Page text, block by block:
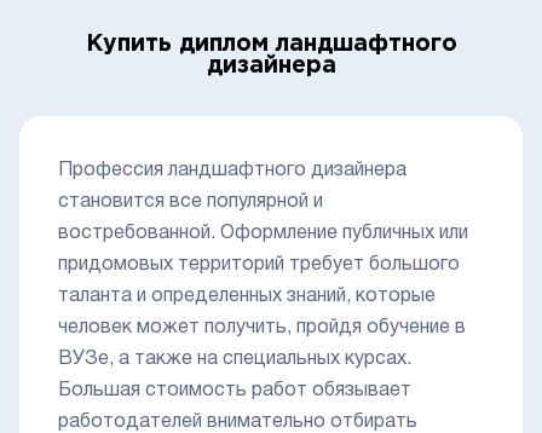
Купить диплом ландшафтного
дизайнера
Профессия ландшафтного дизайнера
становится все популярной и
востребованной. Оформление публичных или
придомовых территорий требует большого
таланта и определенных знаний, которые
человек может получить, пройдя обучение в
ВУЗе, а также на специальных курсах.
Большая стоимость работ обязывает
работодателей внимательно отбирать